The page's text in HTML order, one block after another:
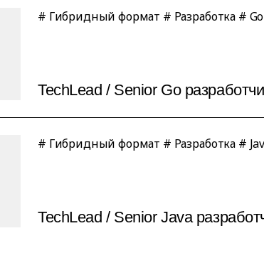
# Гибридный формат # Разработка # Go
TechLead / Senior Go
# Гибридный формат # Разработка #
TechLead / Senior Java